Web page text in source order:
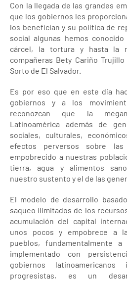
Con la llegada de las grandes
que los gobiernos les
los benefician y su política de
social algunas hemos
cárcel, la tortura y hasta la
compañeras Bety Cariño
Sorto de El Salvador.
Es por eso que en este día
gobiernos y a los
reconozcan que la
Latinoamérica además de
sociales, culturales,
efectos perversos sobre
empobrecido a nuestras
tierra, agua y alimentos
nuestro sustento y el de las
El modelo de desarrollo
saqueo ilimitados de los
acumulación del capital
unos pocos y empobrece a
pueblos, fundamentalmente
implementado con
gobiernos
progresistas, es un